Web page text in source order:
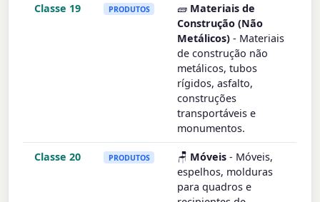
Classe 19 PRODUTOS 🧱 Materiais de
Construção (Não
Metálicos) - Materiais
de construção não
metálicos, tubos
rígidos, asfalto,
construções
transportáveis e
monumentos.
Classe 20 PRODUTOS 🪑 Móveis - Móveis,
espelhos, molduras
para quadros e